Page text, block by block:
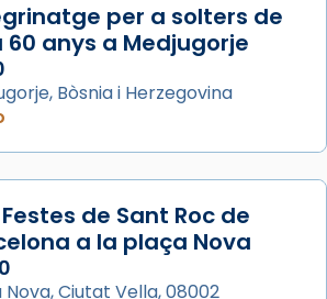
bisbe auxiliar de Barcelona,
Share
de Barcelona
santes Juliana i
per a solters de
60 anys a Medjugorje
Bòsnia i Herzegovina
de Sant Roc de
a la plaça Nova
Nova, Ciutat Vella, 08002